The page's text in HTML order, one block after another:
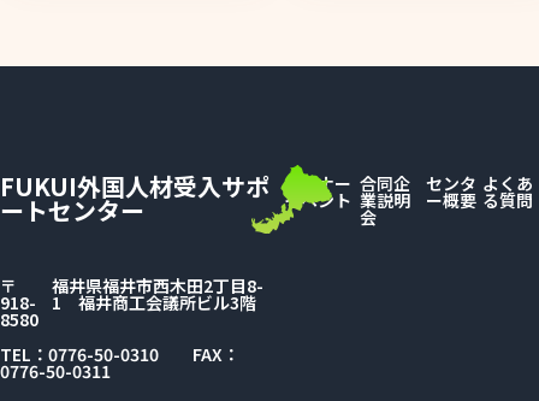
FUKUI外国人材受入サポ
ートセンター
〒
918-
8580
福井県福井市西木田2丁目8-
1 福井商工会議所ビル3階
TEL：0776-50-0310 FAX：
0776-50-0311
センタ
ー概要
セミナー
イベント
合同企
業説明
会
よくあ
る質問